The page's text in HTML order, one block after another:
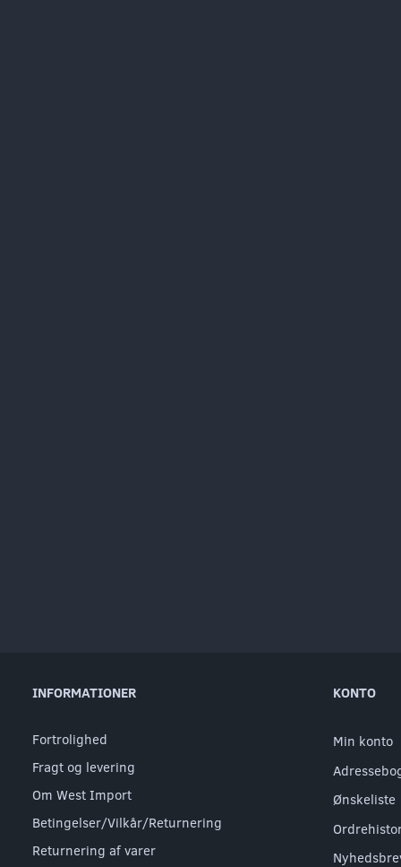
INFORMATIONER
Fortrolighed
Fragt og levering
Om West Import
Betingelser/Vilkår/Returnering
Returnering af varer
KONTO
Min konto
Ønskeliste